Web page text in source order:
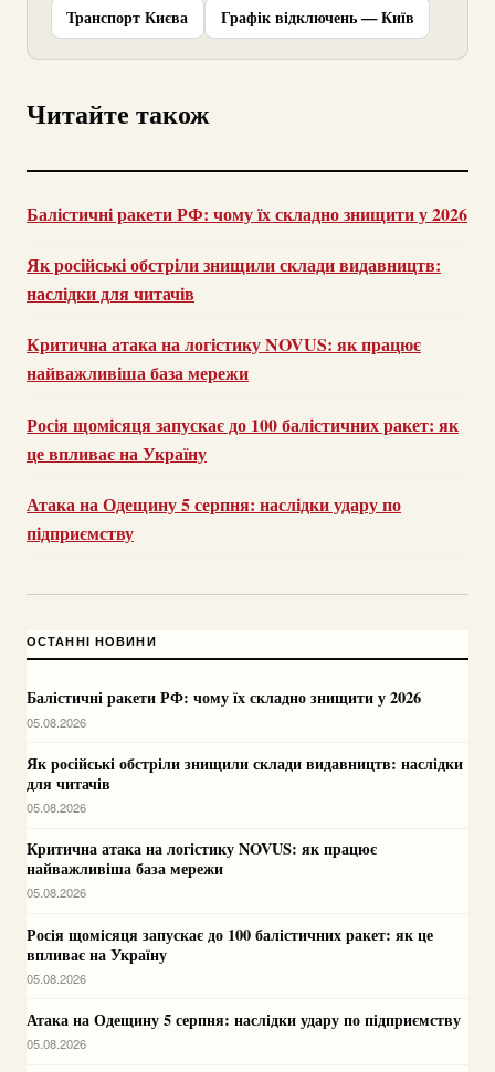
Транспорт Києва Графік відключень — Київ
Читайте також
Балістичні ракети РФ: чому їх складно знищити у 2026
Як російські обстріли знищили склади видавництв:
наслідки для читачів
Критична атака на логістику NOVUS: як працює
найважливіша база мережи
Росія щомісяця запускає до 100 балістичних ракет: як
це впливає на Україну
Атака на Одещину 5 серпня: наслідки удару по
підприємству
ОСТАННІ НОВИНИ
Балістичні ракети РФ: чому їх складно знищити у 2026
05.08.2026
Як російські обстріли знищили склади видавництв: наслідки
для читачів
05.08.2026
Критична атака на логістику NOVUS: як працює
найважливіша база мережи
05.08.2026
Росія щомісяця запускає до 100 балістичних ракет: як це
впливає на Україну
05.08.2026
Атака на Одещину 5 серпня: наслідки удару по підприємству
05.08.2026